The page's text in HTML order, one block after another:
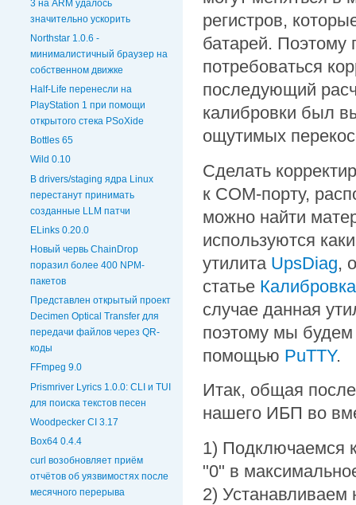
3 на ARM удалось
значительно ускорить
Northstar 1.0.6 -
минималистичный браузер на
собственном движке
Half-Life перенесли на
PlayStation 1 при помощи
открытого стека PSoXide
Bottles 65
Wild 0.10
В drivers/staging ядра Linux
перестанут принимать
созданные LLM патчи
ELinks 0.20.0
Новый червь ChainDrop
поразил более 400 NPM-
пакетов
Представлен открытый проект
Decimen Optical Transfer для
передачи файлов через QR-
коды
FFmpeg 9.0
Prismriver Lyrics 1.0.0: CLI и TUI
для поиска текстов песен
Woodpecker CI 3.17
Box64 0.4.4
curl возобновляет приём
отчётов об уязвимостях после
месячного перерыва
регистров,
батарей. Поэтому
потребоваться
последующий
калибровки был
ощутимых
Сделать
к COM-порту,
можно найти
используются
утилита UpsDiag,
статье
случае данная
поэтому мы будем
помощью PuTTY.
Итак, общая
нашего ИБП во
1) Подключаемся
"0" в
2) Устанавливаем